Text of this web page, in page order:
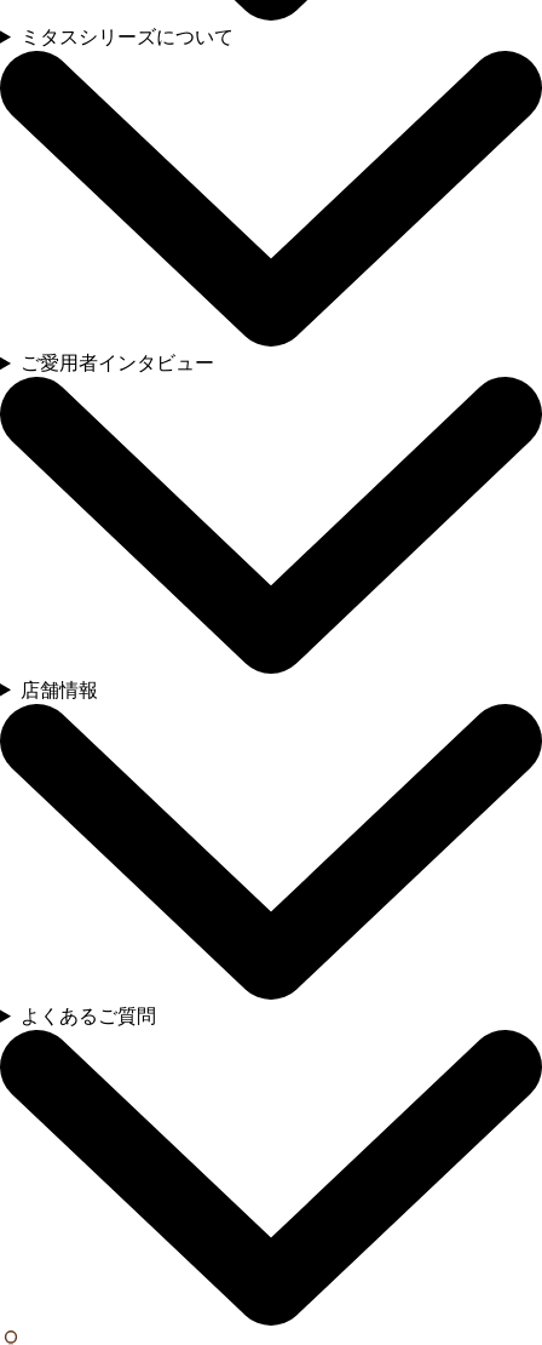
ミタスシリーズについて
ご愛用者インタビュー
店舗情報
よくあるご質問